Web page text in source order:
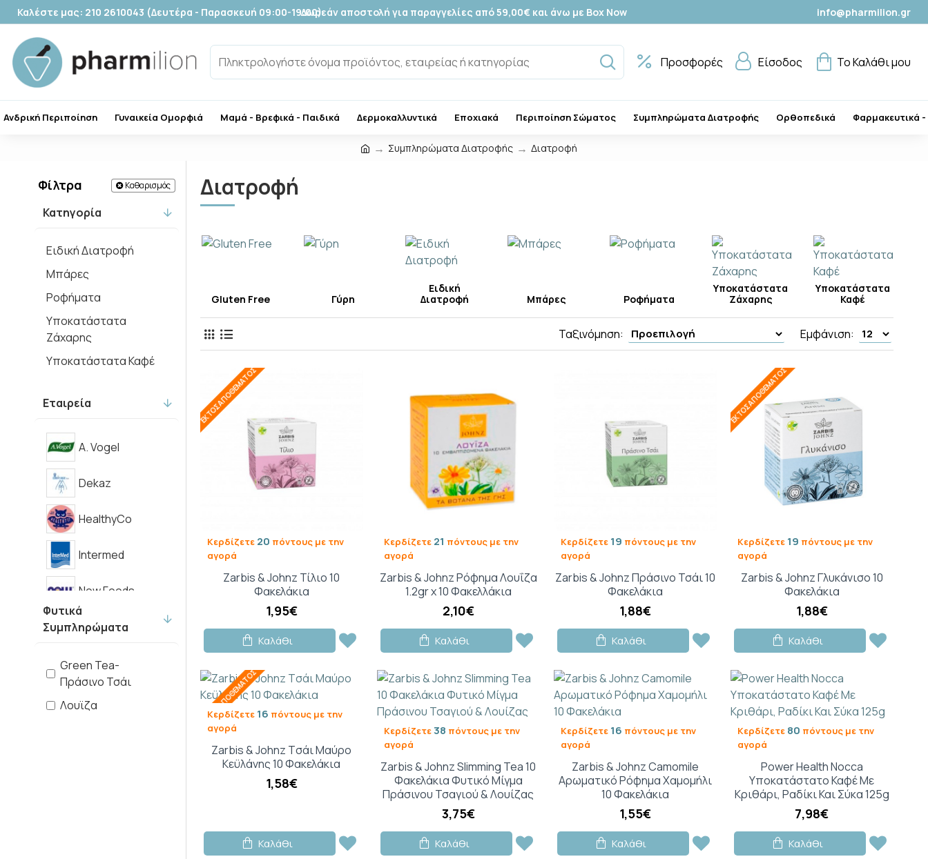
Καλέστε μας: 210 2610043 (Δευτέρα - Παρασκευή 09:00-19:00)Δωρεάν αποστολή για παραγγελίες από 59,00€ και άνω με Box Now info@pharmilion.gr
Προσφορές Είσοδος Το Καλάθι μου
Ανδρική Περιποίηση Γυναικεία Ομορφιά Μαμά - Βρεφικά - Παιδικά Δερμοκαλλυντικά Εποχιακά Περιποίηση Σώματος Συμπληρώματα Διατροφής Ορθοπεδικά Φαρμακευτικά -
Συμπληρώματα Διατροφής Διατροφή
Φίλτρα Καθαρισμός
Κατηγορία
Ειδική Διατροφή
Μπάρες
Ροφήματα
Υποκατάστατα
Ζάχαρης
Υποκατάστατα Καφέ
Εταιρεία
A. Vogel
Dekaz
HealthyCo
Intermed
Now Foods
Nutricia
Power Health
Prevent
Φυτικά
Συμπληρώματα
Green Tea-
Πράσινο Τσάι
Λουϊζα
Διατροφή
Gluten Free Γύρη
Ειδική
Διατροφή
Μπάρες Ροφήματα
Υποκατάστατα
Ζάχαρης
Υποκατάστατα
Καφέ
Ταξινόμηση: Εμφάνιση:
ΕΚΤΌΣ ΑΠΟΘΈΜΑΤΟΣ
Κερδίζετε 20 πόντους με την
αγορά
Zarbis & Johnz Τίλιο 10
Φακελάκια
1,95€
Καλάθι
Κερδίζετε 21 πόντους με την
αγορά
Zarbis & Johnz Ρόφημα Λουΐζα
1.2gr x 10 Φακελλάκια
2,10€
Καλάθι
Κερδίζετε 19 πόντους με την
αγορά
Zarbis & Johnz Πράσινο Τσάι 10
Φακελάκια
1,88€
Καλάθι
ΕΚΤΌΣ ΑΠΟΘΈΜΑΤΟΣ
Κερδίζετε 19 πόντους με την
αγορά
Zarbis & Johnz Γλυκάνισο 10
Φακελάκια
1,88€
Καλάθι
ΕΚΤΌΣ ΑΠΟΘΈΜΑΤΟΣ
Κερδίζετε 16 πόντους με την
αγορά
Zarbis & Johnz Tσάι Μαύρο
Κεϋλάνης 10 Φακελάκια
1,58€
Καλάθι
Κερδίζετε38 πόντους με την
αγορά
Zarbis & Johnz Slimming Tea 10
Φακελάκια Φυτικό Μίγμα
Πράσινου Τσαγιού & Λουίζας
3,75€
Καλάθι
Κερδίζετε 16 πόντους με την
αγορά
Zarbis & Johnz Camomile
Αρωματικό Ρόφημα Χαμομήλι
10 Φακελάκια
1,55€
Καλάθι
Κερδίζετε 80 πόντους με την
αγορά
Power Health Nocca
Υποκατάστατο Καφέ Με
Κριθάρι, Ραδίκι Και Σύκα 125g
7,98€
Καλάθι